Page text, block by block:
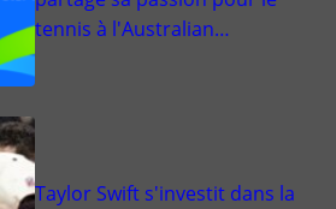
tennis à l'Australian…
Taylor Swift s'investit dans la